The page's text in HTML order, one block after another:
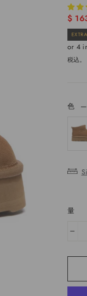
通
常
価
格
$
税込
色
量